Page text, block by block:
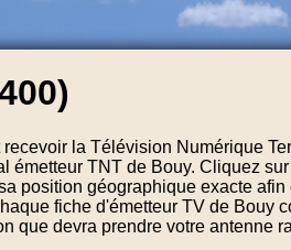
la Télévision Numérique
émetteur TNT de Bouy. Cliquez
position géographique exacte
fiche d'émetteur TV de Bouy
que devra prendre votre antenne